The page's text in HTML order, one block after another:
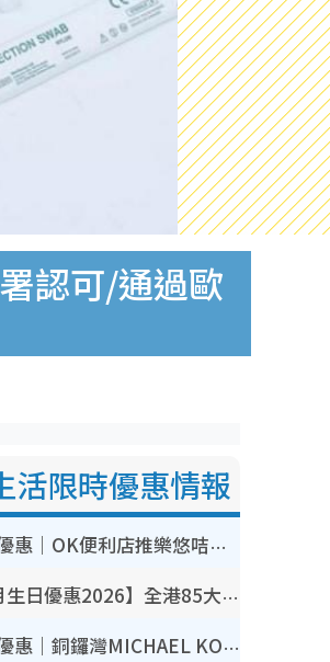
認可/通過歐
活限時優惠情報
長者優惠｜OK便利店推樂悠咭優惠！買麵包/牛奶/保健品拍卡即減
【8月生日優惠2026】全港85大食買玩著數攻略 自助餐/火鍋放題同行免費＋誠品/DONKI送現金券
開倉優惠｜銅鑼灣MICHAEL KORS開倉低至17折！直擊$500起買手袋/銀包/鞋款 必買經典Jet Set系列